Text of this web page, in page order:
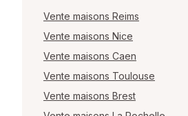
Vente maisons Reims
Vente maisons Nice
Vente maisons Caen
Vente maisons Toulouse
Vente maisons Brest